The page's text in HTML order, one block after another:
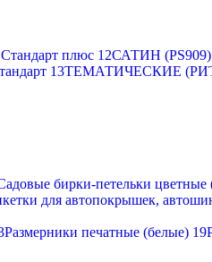
плюс 12САТИН
13ТЕМАТИЧЕСКИЕ
бирки-петельки цветные
для автопокрышек,
Размерники печатные (белые) 19